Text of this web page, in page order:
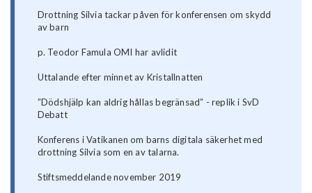
Drottning Silvia tackar påven för konferensen om skydd
av barn
p. Teodor Famula OMI har avlidit
Uttalande efter minnet av Kristallnatten
”Dödshjälp kan aldrig hållas begränsad” - replik i SvD
Debatt
Konferens i Vatikanen om barns digitala säkerhet med
drottning Silvia som en av talarna.
Stiftsmeddelande november 2019